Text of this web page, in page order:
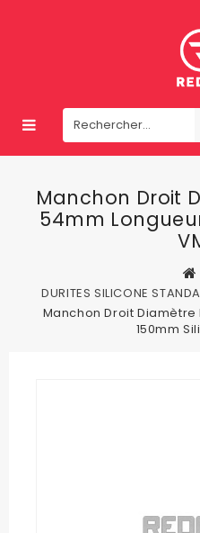
Manchon Droit
54mm
DURITES SILICONE
Manchon Droit
150mm